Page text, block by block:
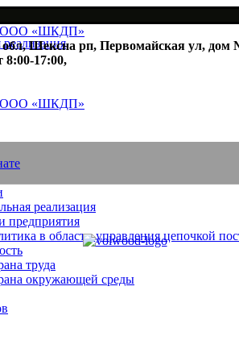
обл, Шексна рп, Первомайская ул, дом
8:00-17:00,
реализация
предприятия
в области управления цепочкой
труда
окружающей среды